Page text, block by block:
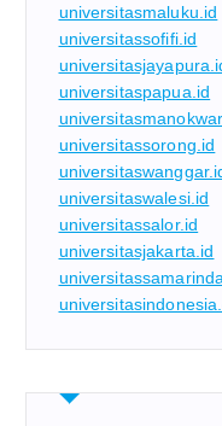
universitasmaluku.id
universitassofifi.id
universitaspapua.id
universitassorong.id
universitaswalesi.id
universitassalor.id
universitasjakarta.id